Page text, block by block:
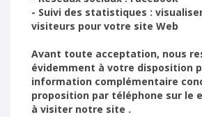
- Suivi des statistiques :
visiteurs pour votre site Web
Avant toute acceptation, nous
évidemment à votre disposition
information complémentaire
proposition par téléphone sur le
à visiter notre site .